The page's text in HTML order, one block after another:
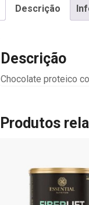
Descrição
Descrição
Chocolate proteico
Produtos